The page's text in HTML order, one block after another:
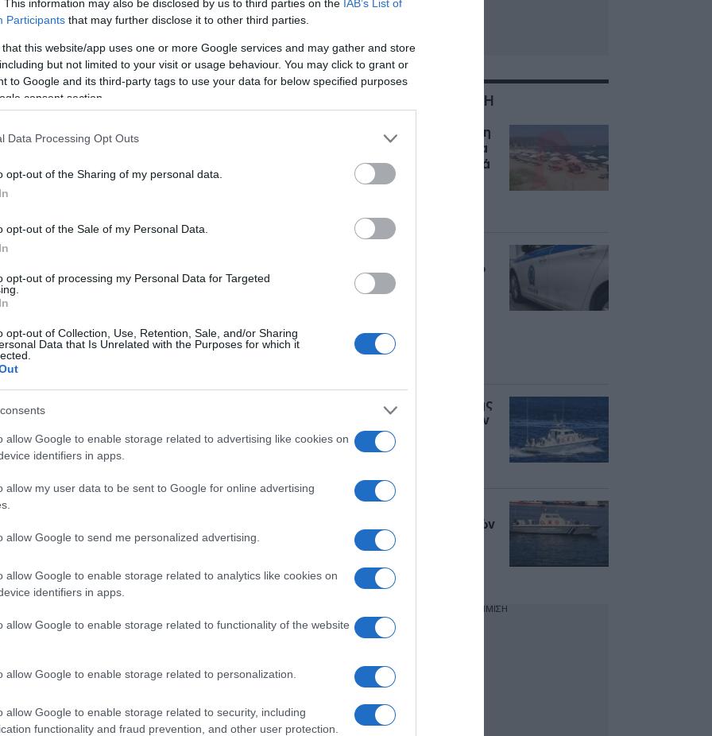
This information may also be disclosed by us to third parties on the IAB’s List of
Participants that may further disclose it to other third parties.
that this website/app uses one or more Google services and may gather and store
but not limited to your visit or usage behaviour. You may click to grant or
to Google and its third-party tags to use your data for below specified purposes
consent section.
Data Processing Opt Outs
opt-out of the Sharing of my personal data.
opt-out of the Sale of my Personal Data.
opt-out of processing my Personal Data for Targeted
opt-out of Collection, Use, Retention, Sale, and/or Sharing
Data that Is Unrelated with the Purposes for which it
allow Google to enable storage related to advertising like cookies on
identifiers in apps.
allow my user data to be sent to Google for online advertising
allow Google to send me personalized advertising.
allow Google to enable storage related to analytics like cookies on
identifiers in apps.
allow Google to enable storage related to functionality of the website
allow Google to enable storage related to personalization.
allow Google to enable storage related to security, including
functionality and fraud prevention, and other user protection.
ήταν ακαριαία. Σύμφωνα με
με απόλυτη ασφάλεια πίσω στην
δύο κοπέλες είναι απόλυτα καλά
διάσωση δεν συνέτρεξε λόγος για
φροντίδας.
στην Google
Canadair – “Θα πετούν νύχτα, αλλά
τον Ιούλιο – Σε ποια προϊόντα
φωτογραφία από τα νιάτα του
ΑΦΜ κάνουν αίτηση σήμερα – Πότε
ΣΧΕΤΙΚΑ ΜΕ:ΚΡΗΤΗ
Μάλια: Πώς πνίγηκε η
Ολλανδή τουρίστρια
-“Παλεύαμε 15 λεπτά
να την
έχασε 100.000 ευρώ
όταν πείσθηκε ότι
αποδόσεις σε
μετοχές δήθεν
Επιχείρηση διάσωσης
40 μεταναστών στην
θαλάσσια περιοχή
ανοιχτά της
ναυαγών μεταναστών
σε δύο επιχειρήσεις
Καλών Λιμένων
ΔΙΑΦΗΜΙΣΗ